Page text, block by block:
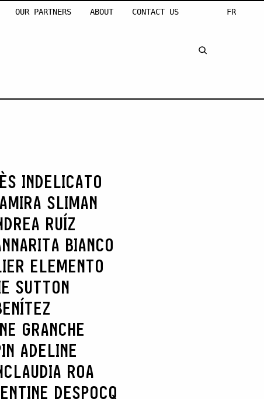
OUR PARTNERS ABOUT CONTACT US FR
INDELICATO
AMIRA SLIMAN
RUÍZ
BIANCO
ELEMENTO
SUTTON
GRANCHE
ADELINE
CLAUDIA ROA
DESPOCQ